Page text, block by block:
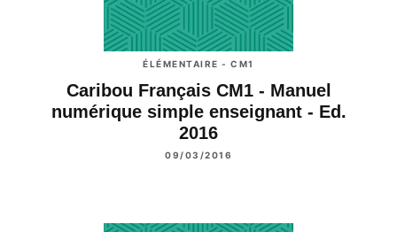
ÉLÉMENTAIRE - CM1
Caribou Français CM1 - Manuel
numérique simple enseignant - Ed.
2016
09/03/2016